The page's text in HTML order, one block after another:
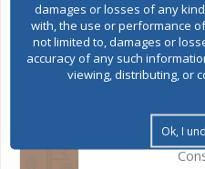
damages or losses of any
with, the use or performance
not limited to, damages or
accuracy of any such
viewing, distributing, or
Ok, I